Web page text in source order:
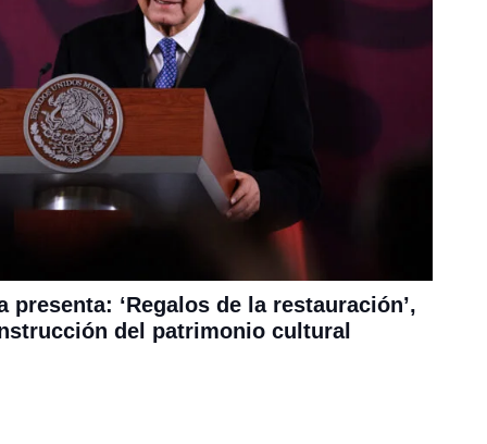
presenta: ‘Regalos de la restauración’,
del patrimonio cultural